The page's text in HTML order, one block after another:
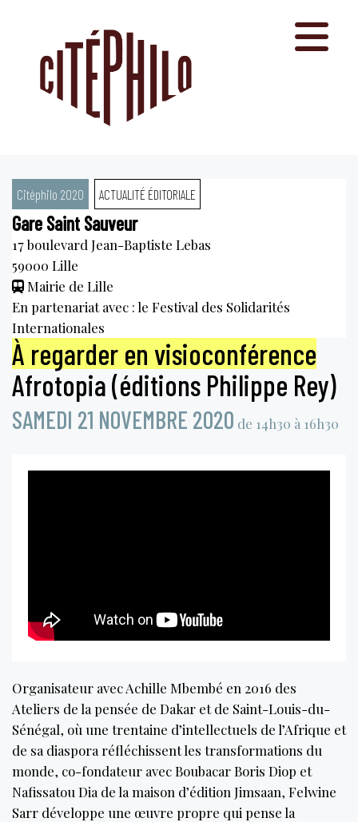
Citéphilo 2020 ACTUALITÉ ÉDITORIALE
Gare Saint Sauveur
17 boulevard Jean-Baptiste Lebas
59000 Lille
Mairie de Lille
En partenariat avec : le Festival des Solidarités
Internationales
À regarder en visioconférence
Afrotopia (éditions Philippe Rey)
SAMEDI 21 NOVEMBRE 2020 de 14h30 à 16h30
Organisateur avec Achille Mbembé en 2016 des
Ateliers de la pensée de Dakar et de Saint-Louis-du-
Sénégal, où une trentaine d’intellectuels de l’Afrique et
de sa diaspora réfléchissent les transformations du
monde, co-fondateur avec Boubacar Boris Diop et
Nafissatou Dia de la maison d’édition Jimsaan, Felwine
Sarr développe une œuvre propre qui pense la